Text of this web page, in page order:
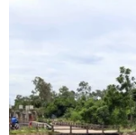
Nước thải từ
phát hiện sớm